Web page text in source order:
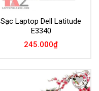
Sạc Laptop Dell Latitude
E3340
245.000₫